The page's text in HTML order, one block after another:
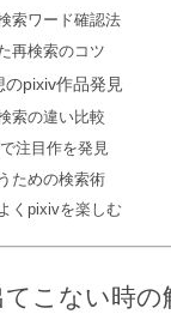
索ワード確認法
再検索のコツ
のpixiv作品発見
索の違い比較
注目作を発見
ための検索術
くpixivを楽しむ
こない時の